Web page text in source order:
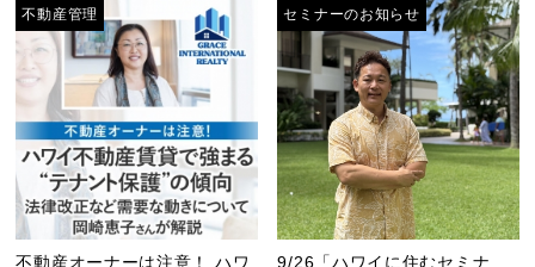
不動産管理
不動産オーナーは注意！ ハワ
セミナーのお知らせ
9/26「ハワイに住むセミナ